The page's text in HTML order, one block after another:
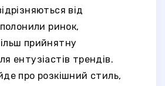
від
ринок,
прийнятну
ентузіастів трендів.
про розкішний стиль,